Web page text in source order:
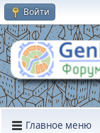
Войти
Главное меню